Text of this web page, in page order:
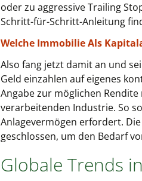
oder zu aggressive Trailing
Schritt-für-Schritt-Anleitung
Welche Immobilie Als
Also fang jetzt damit an und
Geld einzahlen auf eigenes
Angabe zur möglichen
verarbeitenden Industrie. So
Anlagevermögen erfordert.
geschlossen, um den Bedarf
Globale Trends